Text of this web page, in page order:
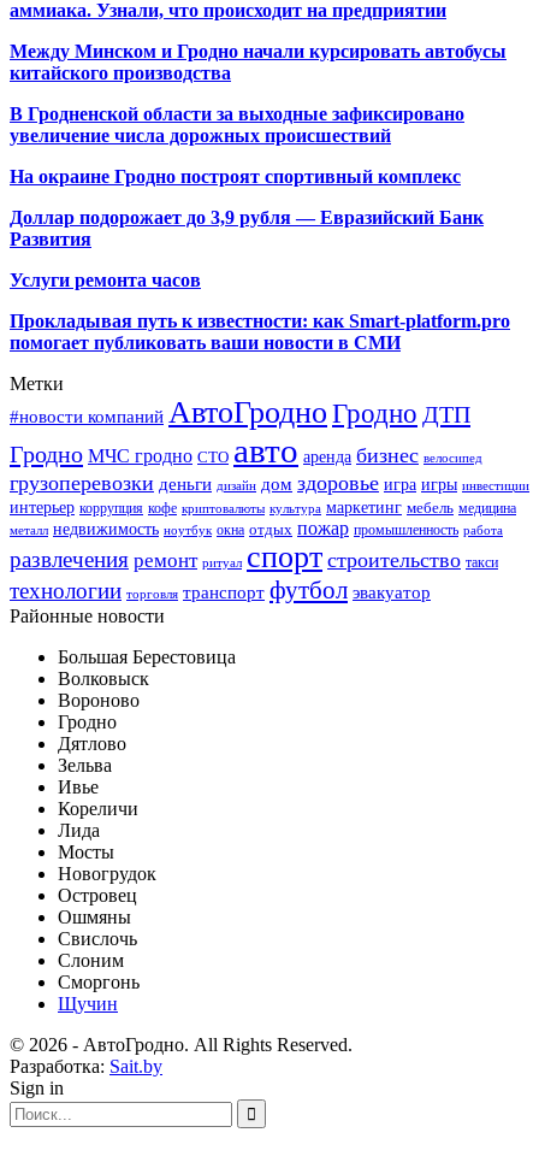
аммиака. Узнали, что происходит на предприятии
Между Минском и Гродно начали курсировать автобусы
китайского производства
В Гродненской области за выходные зафиксировано
увеличение числа дорожных происшествий
На окраине Гродно построят спортивный комплекс
Доллар подорожает до 3,9 рубля — Евразийский Банк
Развития
Услуги ремонта часов
Прокладывая путь к известности: как Smart-platform.pro
помогает публиковать ваши новости в СМИ
Метки
#новости компаний АвтоГродноГродно ДТП
Гродно МЧС гродно СТО авто аренда бизнес велосипед
грузоперевозки деньги дизайн дом здоровье игра игры инвестиции
интерьер коррупция кофе криптовалюты культура маркетинг мебель медицина
металл недвижимость ноутбук окна отдых пожар промышленность работа
развлечения ремонт ритуал спорт строительство такси
технологии торговля транспорт футбол эвакуатор
Районные новости
Большая Берестовица
Волковыск
Вороново
Гродно
Дятлово
Зельва
Ивье
Кореличи
Лида
Мосты
Новогрудок
Островец
Ошмяны
Свислочь
Слоним
Сморгонь
Щучин
© 2026 - АвтоГродно. All Rights Reserved.
Разработка: Sait.by
Sign in